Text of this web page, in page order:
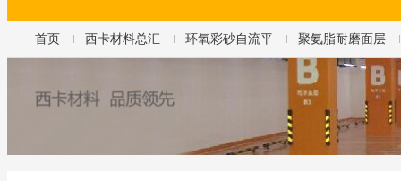
首页 西卡材料总汇 环氧彩砂自流平 聚氨脂耐磨面层